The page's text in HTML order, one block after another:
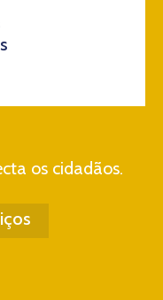
os cidadãos.